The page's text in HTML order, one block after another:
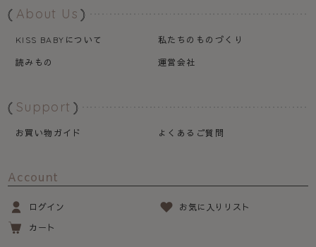
About Us
KISS BABY について
私たちのものづくり
読みもの
運営会社
Support
お買い物ガイド よくあるご質問
Account
ログイン
お気に入りリスト
カート